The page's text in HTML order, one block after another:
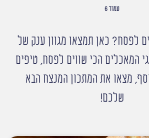
עמוד 6
לפסח? כאן תמצאו מגוון ענק של
המאכלים הכי שווים לפסח, טיפים
מצאו את המתכון המנצח הבא
שלכם!